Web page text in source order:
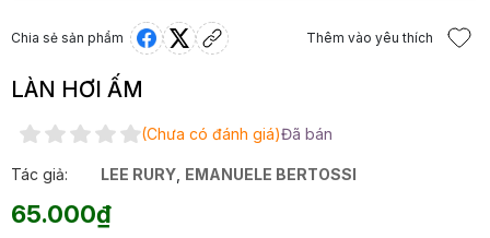
Chia sẻ sản phẩm Thêm vào yêu thích
LÀN HƠI ẤM
(Chưa có đánh giá)Đã bán
Tác giả: LEE RURY EMANUELE BERTOSSI
65.000₫